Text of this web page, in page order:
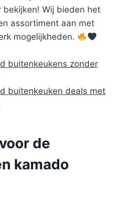
bekijken! Wij bieden het
assortiment aan met
mogelijkheden.
buitenkeukens zonder
buitenkeuken deals met
de
kamado